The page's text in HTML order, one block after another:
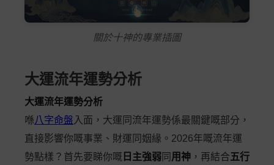
關於十神的專業插圖
大運流年運勢分析
大運流年運勢分析
喺八字命盤 入面，大運同流年運勢係最關鍵嘅部分，
直接影響你嘅事業、財運同姻緣。2026年嘅流年運
勢點樣？首先要睇你嘅 日主強弱 同 用神 ，再結合五行